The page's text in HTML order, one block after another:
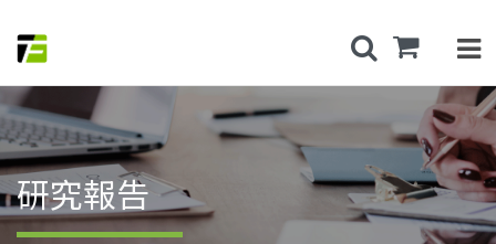
研究報告